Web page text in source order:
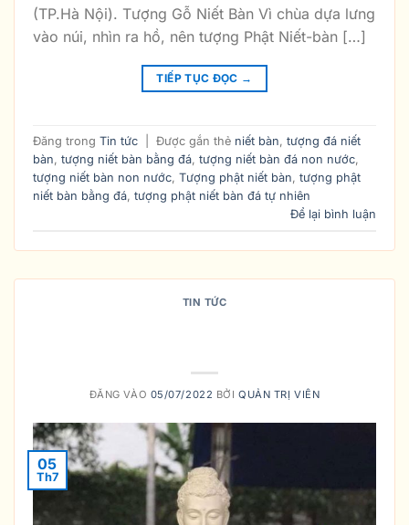
(TP.Hà Nội). Tượng Gỗ Niết Bàn Vì chùa dựa lưng
vào núi, nhìn ra hồ, nên tượng Phật Niết-bàn […]
TIẾP TỤC ĐỌC →
Đăng trong Tin tức Được gắn thẻ niết bàn, tượng đá niết
bàn, tượng niết bàn bằng đá, tượng niết bàn đá non nước,
tượng niết bàn non nước, Tượng phật niết bàn, tượng phật
niết bàn bằng đá, tượng phật niết bàn đá tự nhiên
Để lại bình luận
TIN TỨC
ĐĂNG VÀO 05/07/2022 BỞIQUẢN TRỊ VIÊN
05
Th7